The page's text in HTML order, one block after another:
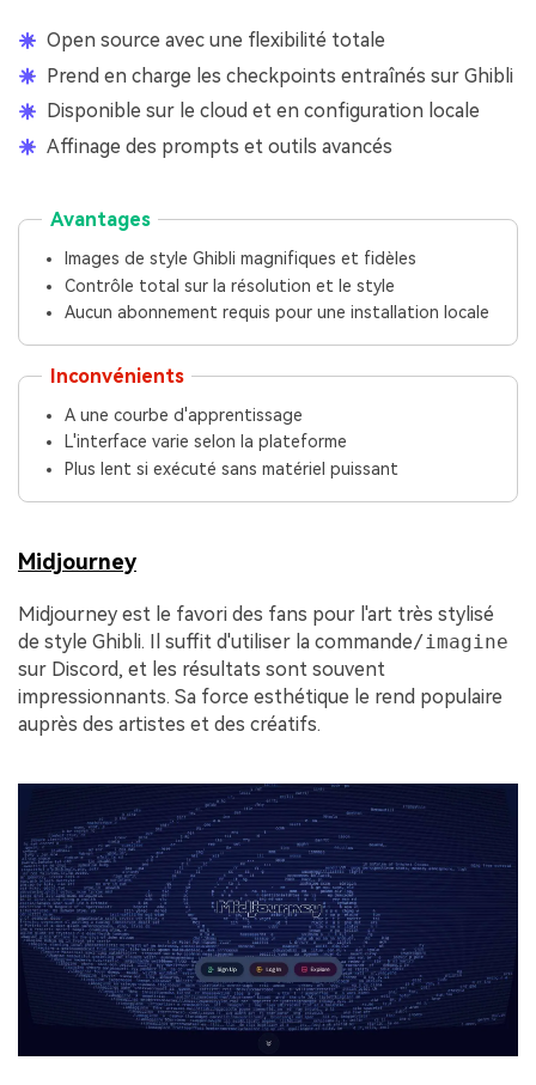
Open source avec une flexibilité totale
Prend en charge les checkpoints entraînés sur Ghibli
Disponible sur le cloud et en configuration locale
Affinage des prompts et outils avancés
Avantages
Images de style Ghibli magnifiques et fidèles
Contrôle total sur la résolution et le style
Aucun abonnement requis pour une installation locale
Inconvénients
A une courbe d'apprentissage
L'interface varie selon la plateforme
Plus lent si exécuté sans matériel puissant
Midjourney
Midjourney est le favori des fans pour l'art très stylisé
de style Ghibli. Il suffit d'utiliser la commande/imagine
sur Discord, et les résultats sont souvent
impressionnants. Sa force esthétique le rend populaire
auprès des artistes et des créatifs.